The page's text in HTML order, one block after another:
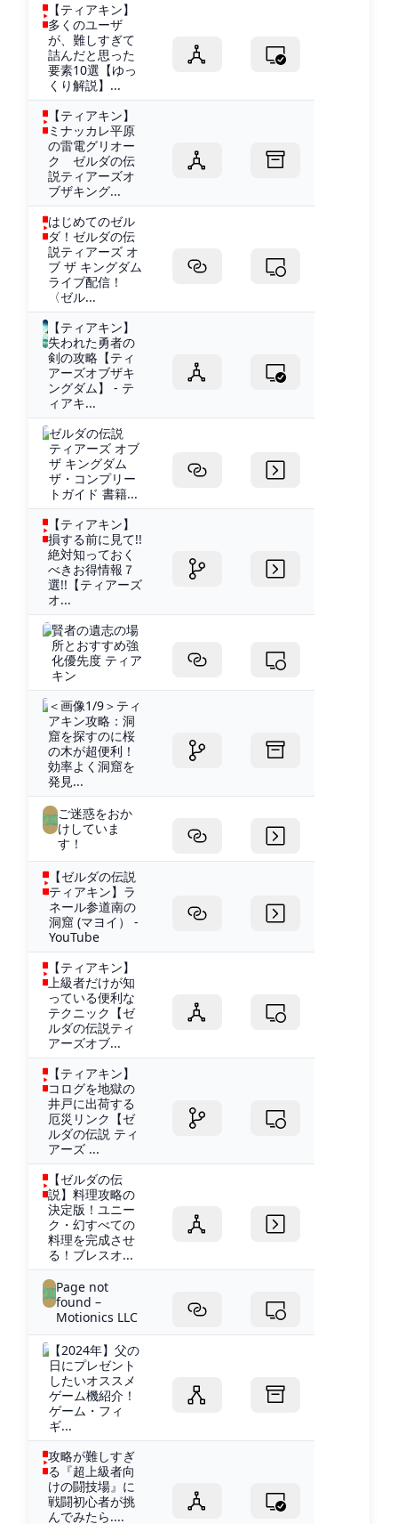
【ティアキン】
多くのユーザ
が、難しすぎて
詰んだと思った
要素10選【ゆっ
くり解説】...
【ティアキン】
ミナッカレ平原
の雷電グリオー
ク ゼルダの伝
説ティアーズオ
ブザキング...
はじめてのゼル
ダ！ゼルダの伝
説ティアーズ オ
ブ ザ キングダム
ライブ配信！
〈ゼル...
【ティアキン】
失われた勇者の
剣の攻略【ティ
アーズオブザキ
ングダム】 - テ
ィアキ...
ゼルダの伝説
ティアーズ オブ
ザ キングダム
ザ・コンプリー
トガイド 書籍...
【ティアキン】
損する前に見て!!
絶対知っておく
べきお得情報７
選!!【ティアーズ
オ...
賢者の遺志の場
所とおすすめ強
化優先度 ティア
キン
＜画像1/9＞ティ
アキン攻略：洞
窟を探すのに桜
の木が超便利！
効率よく洞窟を
発見...
ご迷惑をおか
けしていま
す！
【ゼルダの伝説
ティアキン】ラ
ネール参道南の
洞窟 (マヨイ） -
YouTube
【ティアキン】
上級者だけが知
っている便利な
テクニック【ゼ
ルダの伝説ティ
アーズオブ...
【ティアキン】
コログを地獄の
井戸に出荷する
厄災リンク【ゼ
ルダの伝説 ティ
アーズ ...
【ゼルダの伝
説】料理攻略の
決定版！ユニー
ク・幻すべての
料理を完成させ
る！ブレスオ...
Page not
found –
Motionics LLC
【2024年】父の
日にプレゼント
したいオススメ
ゲーム機紹介！
ゲーム・フィ
ギ...
攻略が難しすぎ
る『超上級者向
けの闘技場』に
戦闘初心者が挑
んでみたら....